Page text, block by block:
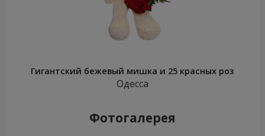
Гигантский бежевый мишка и 25 красных роз
Одесса
Фотогалерея